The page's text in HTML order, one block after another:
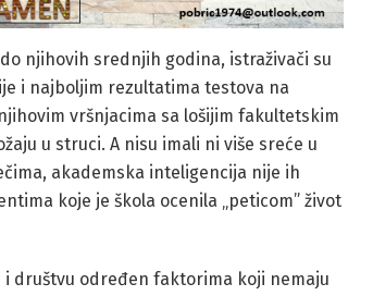
njihovih srednjih godina, istraživači su
i najboljim rezultatima testova na
vršnjacima sa lošijim fakultetskim
u struci. A nisu imali ni više sreće u
akademska inteligencija nije ih
koje je škola ocenila „peticom” život
i društvu određen faktorima koji nemaju